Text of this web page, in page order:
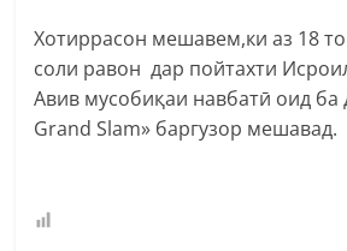
Хотиррасон мешавем,ки аз 18
соли равон дар пойтахти
Авив мусобиқаи навбатӣ оид ба
Grand Slam» баргузор мешавад.